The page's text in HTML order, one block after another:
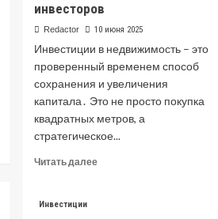
инвесторов
Redactor 10 июня 2025
Инвестиции в недвижимость – это
проверенный временем способ
сохранения и увеличения
капитала․ Это не просто покупка
квадратных метров, а
стратегическое...
Читать далееRead
Инвестиции